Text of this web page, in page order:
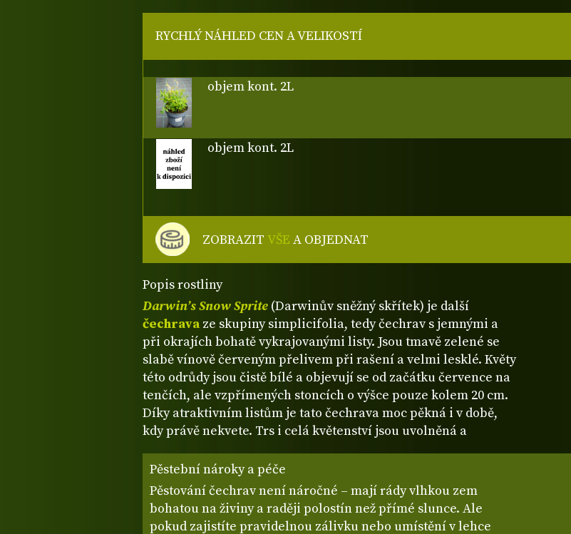
Popis rostliny
Darwin’s Snow Sprite (Darwinův sněžný skřítek) je další
čechrava ze skupiny simplicifolia, tedy čechrav s jemnými a
při okrajích bohatě vykrajovanými listy. Jsou tmavě zelené se
slabě vínově červeným přelivem při rašení a velmi lesklé. Květy
této odrůdy jsou čistě bílé a objevují se od začátku července na
tenčích, ale vzpřímených stoncích o výšce pouze kolem 20 cm.
Díky atraktivním listům je tato čechrava moc pěkná i v době,
kdy právě nekvete. Trs i celá květenství jsou uvolněná a
Pěstební nároky a péče
Pěstování čechrav není náročné – mají rády vlhkou zem
bohatou na živiny a raději polostín než přímé slunce. Ale
pokud zajistíte pravidelnou zálivku nebo umístění v lehce
RYCHLÝ NÁHLED CEN A VELIKOSTÍ
objem kont. 2L
objem kont. 2L
ZOBRAZITVŠE A OBJEDNAT